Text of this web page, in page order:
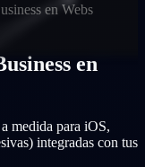
en Webs
en
medida para iOS,
integradas con tus